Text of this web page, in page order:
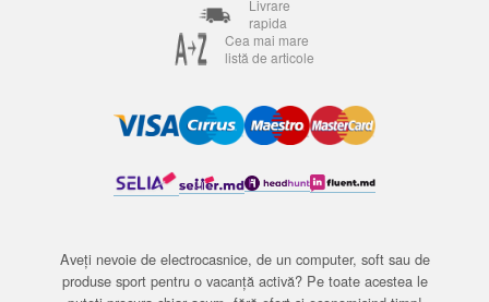
Livrare
rapida
Cea mai mare
listă de articole
Aveți nevoie de electrocasnice, de un computer, soft sau de
produse sport pentru o vacanță activă? Pe toate acestea le